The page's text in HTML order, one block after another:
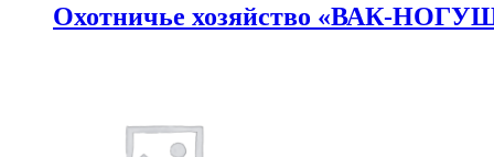
Охотничье хозяйство «ВАК-